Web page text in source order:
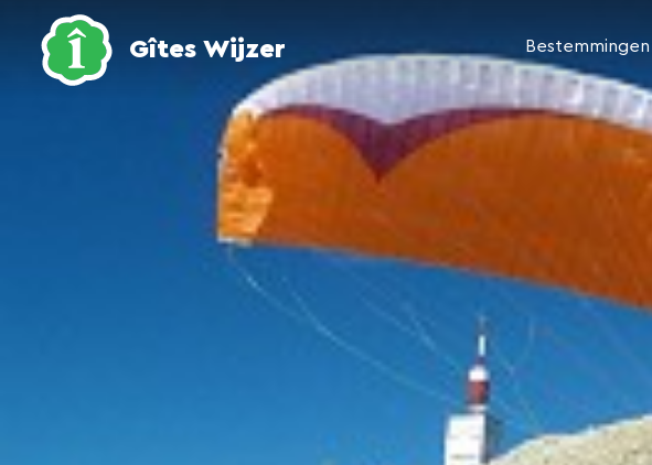
Gîtes Wijzer Bestemmingen